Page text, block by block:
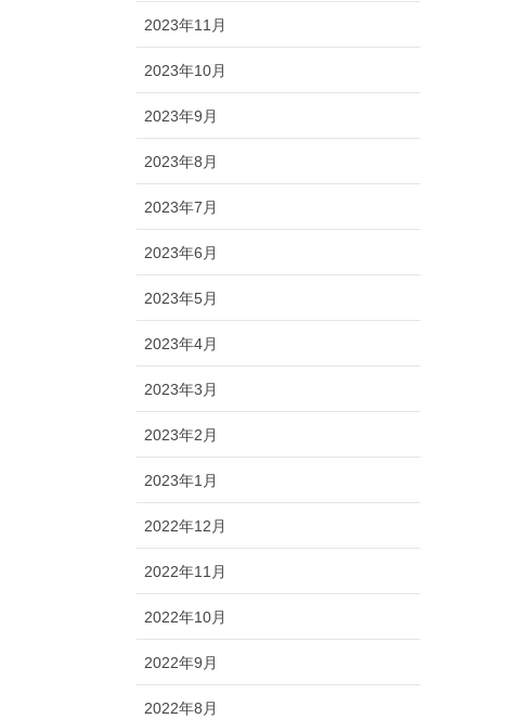
2023年11月
2023年10月
2023年9月
2023年8月
2023年7月
2023年6月
2023年5月
2023年4月
2023年3月
2023年2月
2023年1月
2022年12月
2022年11月
2022年10月
2022年9月
2022年8月